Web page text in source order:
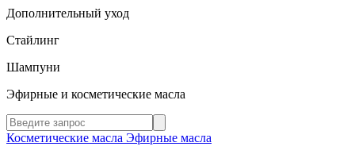
Дополнительный уход
Стайлинг
Шампуни
Эфирные и косметические масла
Косметические масла Эфирные масла